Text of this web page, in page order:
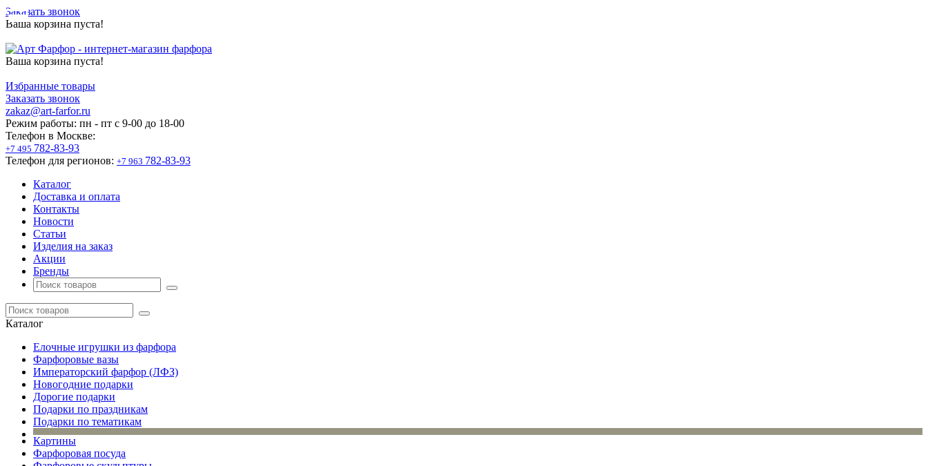
Заказать звонок
Ваша корзина пуста!
Ваша корзина пуста!
Избранные товары
Заказать звонок
zakaz@art-farfor.ru
Режим работы: пн - пт c 9-00 до 18-00
Телефон в Москве:
+7 495 782-83-93
Телефон для регионов: +7 963 782-83-93
Каталог
Доставка и оплата
Контакты
Новости
Статьи
Изделия на заказ
Акции
Бренды
Каталог
Елочные игрушки из фарфора
Фарфоровые вазы
Императорский фарфор (ЛФЗ)
Новогодние подарки
Дорогие подарки
Подарки по праздникам
Подарки по тематикам
Картины
Фарфоровая посуда